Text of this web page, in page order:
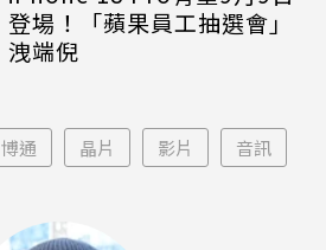
登場！「蘋果員工抽選會」
洩端倪
博通 晶片 影片 音訊